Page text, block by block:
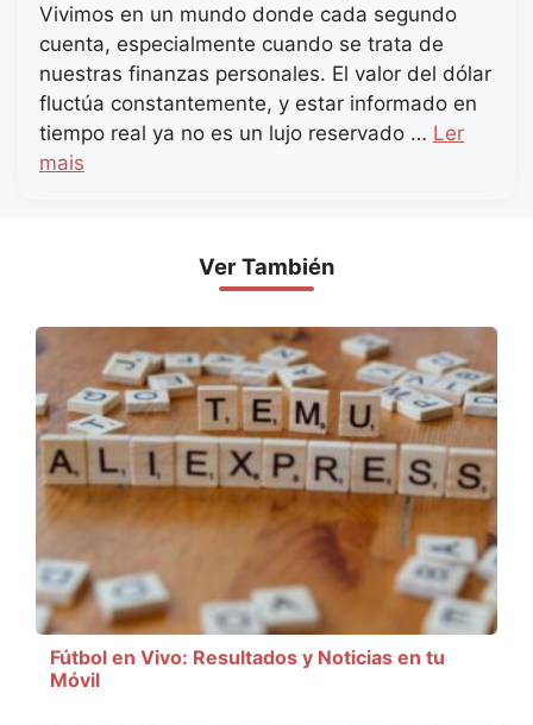
Vivimos en un mundo donde cada segundo
cuenta, especialmente cuando se trata de
nuestras finanzas personales. El valor del dólar
fluctúa constantemente, y estar informado en
tiempo real ya no es un lujo reservado … Ler
mais
Ver También
Fútbol en Vivo: Resultados y Noticias en tu
Móvil